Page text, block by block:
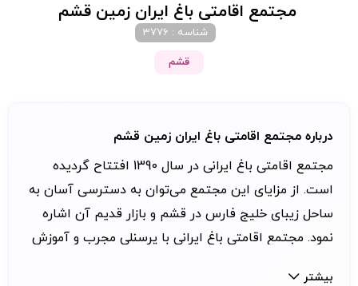
مجتمع اقامتی باغ ایران زمین قشم
شناسه : 3776
قشم
درباره مجتمع اقامتی باغ ایران زمین قشم
مجتمع اقامتی باغ ایرانی در سال 1390 افتتاح گردیده
است. از مزایای این مجتمع می‌توان به دسترسی آسان به
ساحل زیبای خلیج فارس در قشم و بازار قدیم آن اشاره
نمود. مجتمع اقامتی باغ ایرانی با پرسنلی مجرب و آموزش
بیشتر